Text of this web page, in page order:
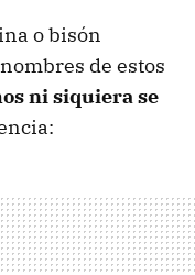
o bisón
de estos
ni siquiera se